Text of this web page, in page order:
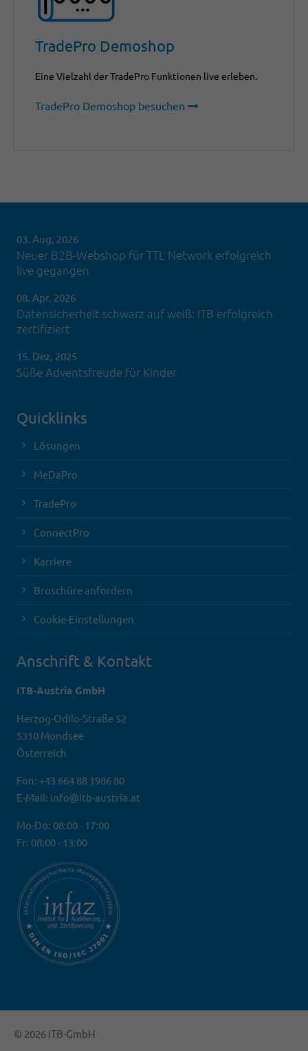
TradePro Demoshop
Eine Vielzahl der TradePro Funktionen live erleben.
TradePro Demoshop besuchen
03. Aug, 2026
Neuer B2B-Webshop für TTL Network erfolgreich
live gegangen
08. Apr, 2026
Datensicherheit schwarz auf weiß: ITB erfolgreich
zertifiziert
15. Dez, 2025
Süße Adventsfreude für Kinder
Quicklinks
Lösungen
MeDaPro
TradePro
ConnectPro
Karriere
Broschüre anfordern
Cookie-Einstellungen
Anschrift & Kontakt
ITB-Austria GmbH
Herzog-Odilo-Straße 52
5310 Mondsee
Österreich
Fon: +43 664 88 1986 80
E-Mail: info@itb-austria.at
Mo-Do: 08:00 - 17:00
Fr: 08:00 - 13:00
© 2026 ITB-GmbH